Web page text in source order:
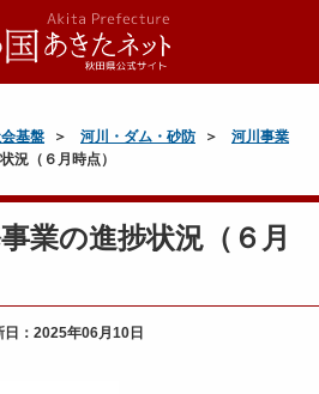
基盤 河川・ダム・砂防
河川事業
況（６月時点）
業の進捗状況（６月
： 2025年06月10日